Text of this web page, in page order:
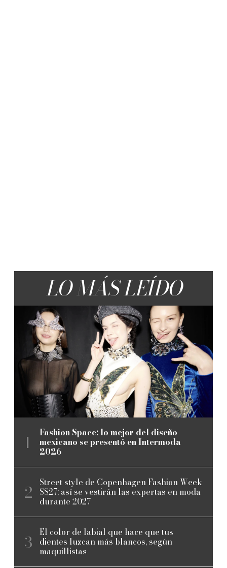
LO MÁS LEÍDO
Fashion Space: lo mejor del diseño
mexicano se presentó en Intermoda
2026
Street style de Copenhagen Fashion Week
SS27: así se vestirán las expertas en moda
durante 2027
El color de labial que hace que tus
dientes luzcan más blancos, según
maquillistas